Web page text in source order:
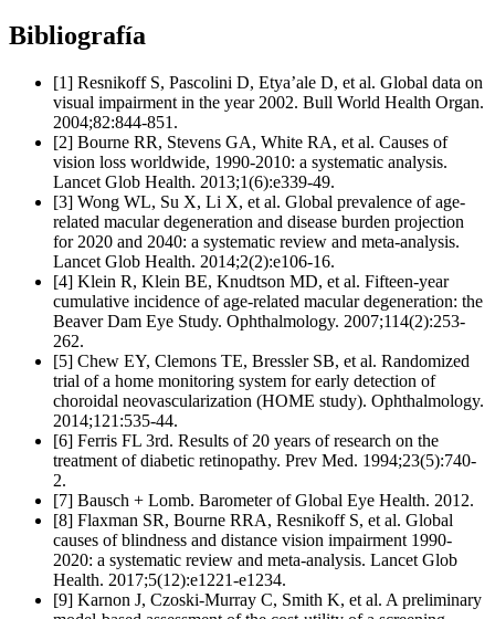
Bibliografía
[1] Resnikoff S, Pascolini D, Etya’ale D, et al. Global data on
visual impairment in the year 2002. Bull World Health Organ.
2004;82:844-851.
[2] Bourne RR, Stevens GA, White RA, et al. Causes of
vision loss worldwide, 1990-2010: a systematic analysis.
Lancet Glob Health. 2013;1(6):e339-49.
[3] Wong WL, Su X, Li X, et al. Global prevalence of age-
related macular degeneration and disease burden projection
for 2020 and 2040: a systematic review and meta-analysis.
Lancet Glob Health. 2014;2(2):e106-16.
[4] Klein R, Klein BE, Knudtson MD, et al. Fifteen-year
cumulative incidence of age-related macular degeneration: the
Beaver Dam Eye Study. Ophthalmology. 2007;114(2):253-
262.
[5] Chew EY, Clemons TE, Bressler SB, et al. Randomized
trial of a home monitoring system for early detection of
choroidal neovascularization (HOME study). Ophthalmology.
2014;121:535-44.
[6] Ferris FL 3rd. Results of 20 years of research on the
treatment of diabetic retinopathy. Prev Med. 1994;23(5):740-
2.
[7] Bausch + Lomb. Barometer of Global Eye Health. 2012.
[8] Flaxman SR, Bourne RRA, Resnikoff S, et al. Global
causes of blindness and distance vision impairment 1990-
2020: a systematic review and meta-analysis. Lancet Glob
Health. 2017;5(12):e1221-e1234.
[9] Karnon J, Czoski-Murray C, Smith K, et al. A preliminary